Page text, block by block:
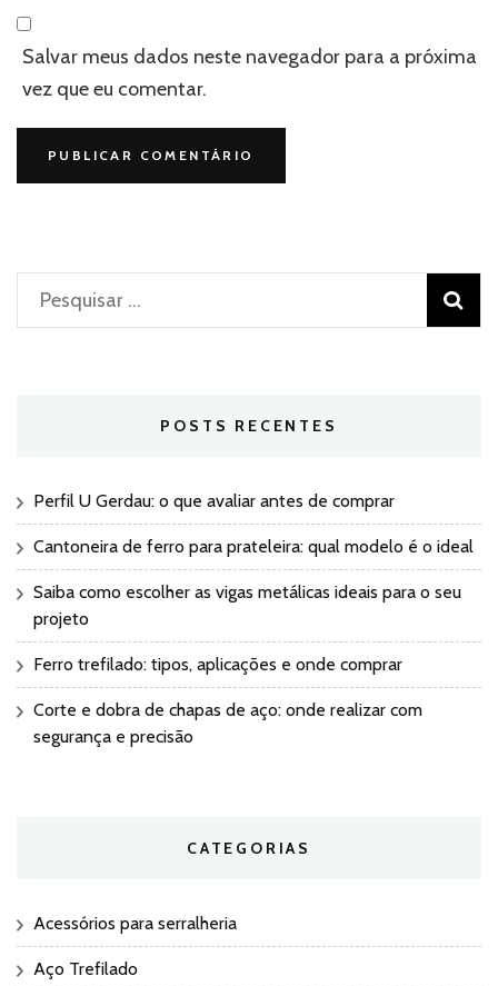
Salvar meus dados neste navegador para a próxima
vez que eu comentar.
Pesquisar
por:
POSTS RECENTES
Perfil U Gerdau: o que avaliar antes de comprar
Cantoneira de ferro para prateleira: qual modelo é o ideal
Saiba como escolher as vigas metálicas ideais para o seu
projeto
Ferro trefilado: tipos, aplicações e onde comprar
Corte e dobra de chapas de aço: onde realizar com
segurança e precisão
CATEGORIAS
Acessórios para serralheria
Aço Trefilado